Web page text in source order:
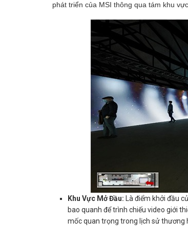
phát triển của MSI thông qua tám khu
Khu Vực Mở Đầu:
Là điểm khởi đầu
bao quanh để trình chiếu video giới
mốc quan trọng trong lịch sử thương